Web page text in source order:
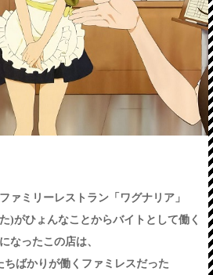
ァミリーレストラン「ワグナリア」
)がひょんなことからバイトとして働く
なったこの店は、
ちばかりが働くファミレスだった